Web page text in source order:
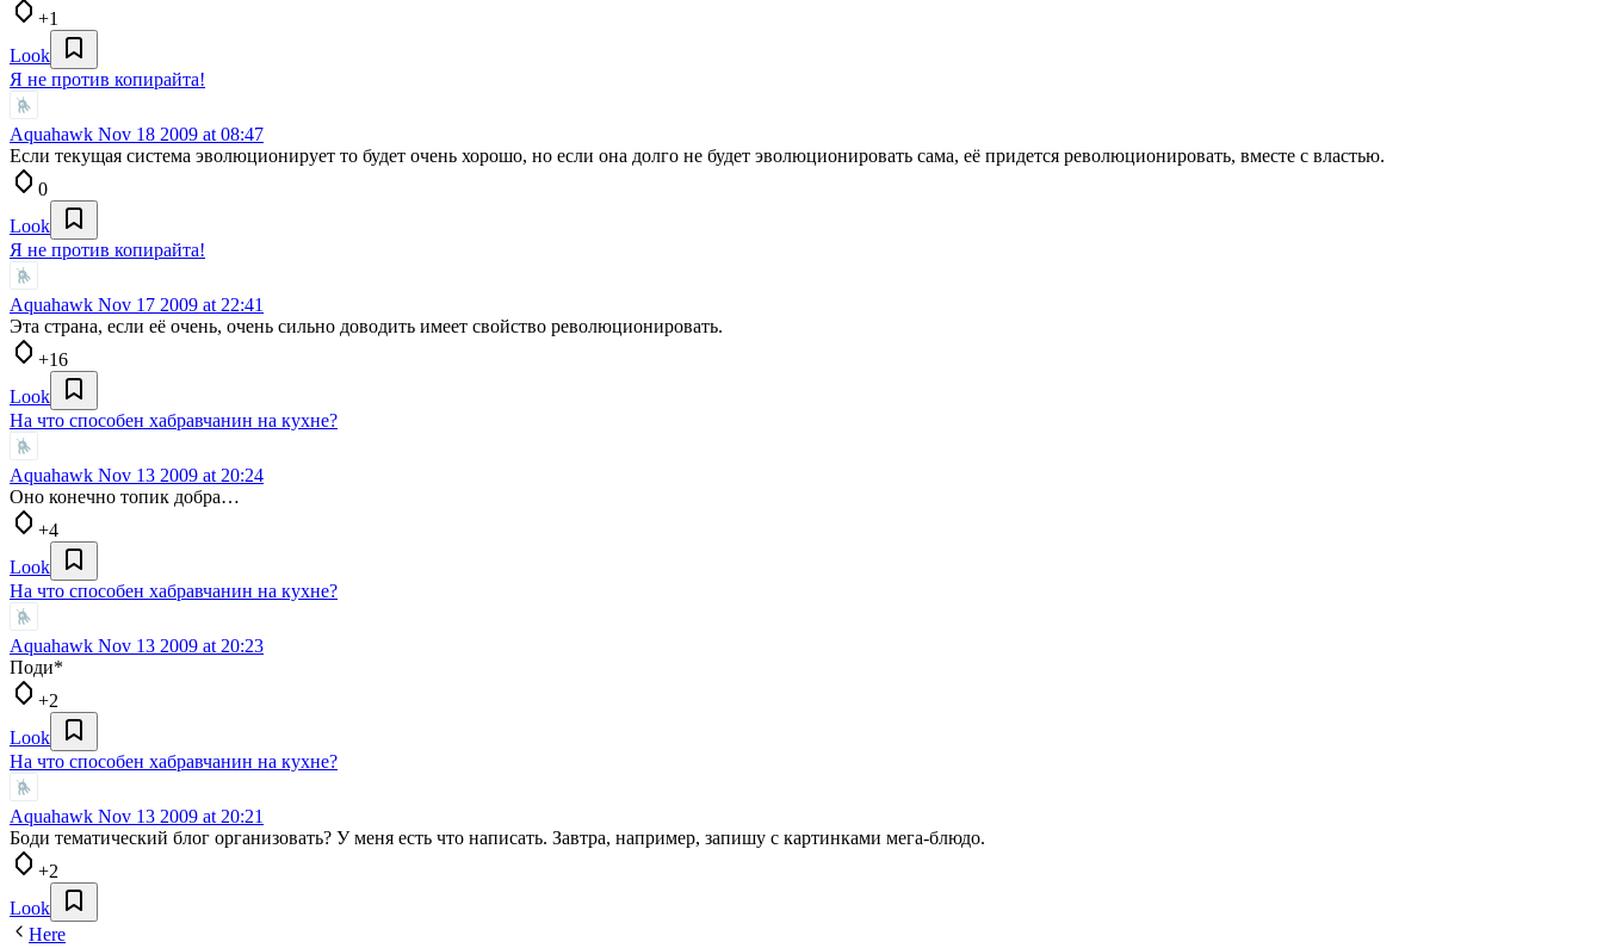
+1
Look
Я не против копирайта!
Aquahawk Nov 18 2009 at 08:47
Если текущая система эволюционирует то будет очень хорошо, но если она долго не будет эволюционировать сама, её придется революционировать, вместе с властью.
0
Look
Я не против копирайта!
Aquahawk Nov 17 2009 at 22:41
Эта страна, если её очень, очень сильно доводить имеет свойство революционировать.
+16
Look
На что способен хабравчанин на кухне?
Aquahawk Nov 13 2009 at 20:24
Оно конечно топик добра…
+4
Look
На что способен хабравчанин на кухне?
Aquahawk Nov 13 2009 at 20:23
Поди*
+2
Look
На что способен хабравчанин на кухне?
Aquahawk Nov 13 2009 at 20:21
Боди тематический блог организовать? У меня есть что написать. Завтра, например, запишу с картинками мега-блюдо.
+2
Look
Here